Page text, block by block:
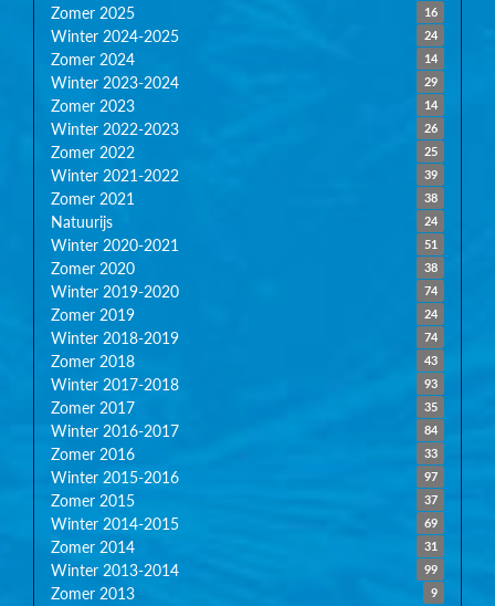
16
Zomer 2025
24
Winter 2024-2025
14
Zomer 2024
29
Winter 2023-2024
14
Zomer 2023
26
Winter 2022-2023
25
Zomer 2022
39
Winter 2021-2022
38
Zomer 2021
24
Natuurijs
51
Winter 2020-2021
38
Zomer 2020
74
Winter 2019-2020
24
Zomer 2019
74
Winter 2018-2019
43
Zomer 2018
93
Winter 2017-2018
35
Zomer 2017
84
Winter 2016-2017
33
Zomer 2016
97
Winter 2015-2016
37
Zomer 2015
69
Winter 2014-2015
31
Zomer 2014
99
Winter 2013-2014
9
Zomer 2013